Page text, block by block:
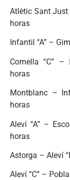
Atlètic Sant Just
horas
Infantil “A” –
Cornella “C” –
horas
Montblanc –
horas
Aleví “A” –
horas
Astorga – Aleví
Aleví “C” –